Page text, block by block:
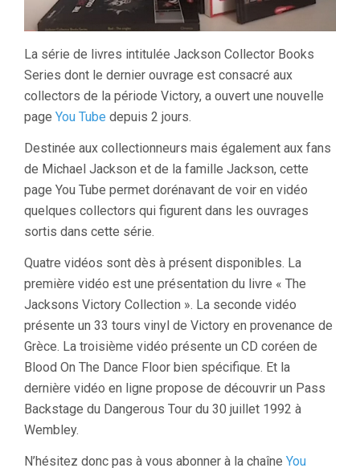
La série de livres intitulée Jackson Collector Books
Series dont le dernier ouvrage est consacré aux
collectors de la période Victory, a ouvert une nouvelle
page You Tube depuis 2 jours.
Destinée aux collectionneurs mais également aux fans
de Michael Jackson et de la famille Jackson, cette
page You Tube permet dorénavant de voir en vidéo
quelques collectors qui figurent dans les ouvrages
sortis dans cette série.
Quatre vidéos sont dès à présent disponibles. La
première vidéo est une présentation du livre « The
Jacksons Victory Collection ». La seconde vidéo
présente un 33 tours vinyl de Victory en provenance de
Grèce. La troisième vidéo présente un CD coréen de
Blood On The Dance Floor bien spécifique. Et la
dernière vidéo en ligne propose de découvrir un Pass
Backstage du Dangerous Tour du 30 juillet 1992 à
Wembley.
N’hésitez donc pas à vous abonner à la chaîne You